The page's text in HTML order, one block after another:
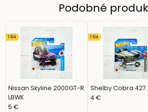
Podobné
Nissan Skyline 2000GT-R
LBWK
1:64
5 €
Shelby Cobra 427
1:64
4 €